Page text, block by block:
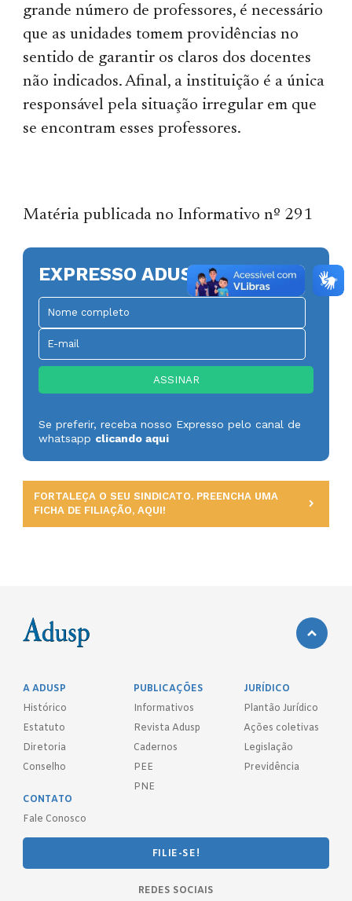
grande número de professores, é necessário
que as unidades tomem providências no
sentido de garantir os claros dos docentes
não indicados. Afinal, a instituição é a única
responsável pela situação irregular em que
se encontram esses professores.
Matéria publicada no Informativo nº 291
EXPRESSO ADUSP
Se preferir, receba nosso Expresso pelo canal de
whatsapp clicando aqui
FORTALEÇA O SEU SINDICATO. PREENCHA UMA
FICHA DE FILIAÇÃO, AQUI!
A ADUSP
Histórico
Estatuto
Diretoria
Conselho
PUBLICAÇÕES
Informativos
Revista Adusp
Cadernos
PEE
PNE
JURÍDICO
Plantão Jurídico
Ações coletivas
Legislação
Previdência
CONTATO
Fale Conosco
FILIE-SE!
REDES SOCIAIS